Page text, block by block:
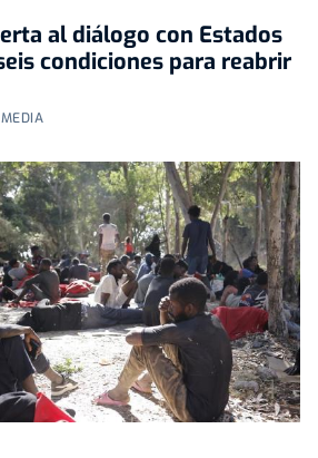
al diálogo con Estados
condiciones para reabrir